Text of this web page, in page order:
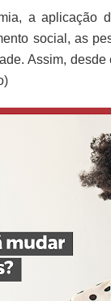
a aplicação
social, as
Assim,